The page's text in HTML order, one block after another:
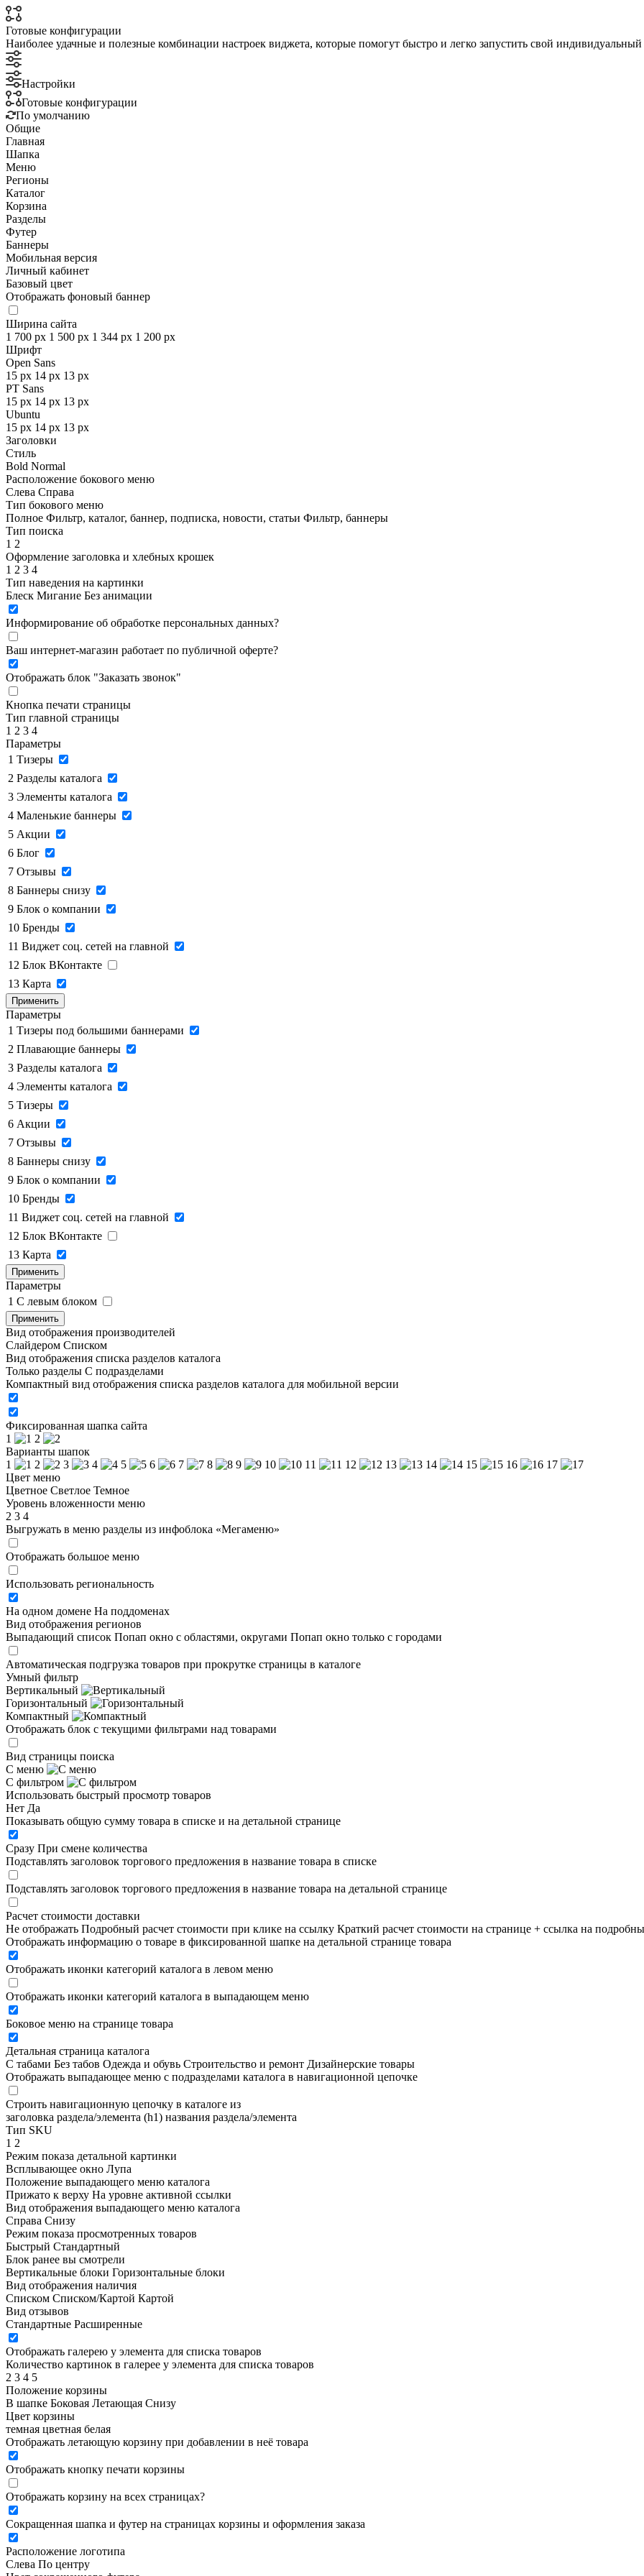
Готовые конфигурации
Наиболее удачные и полезные комбинации настроек виджета, которые помогут быстро и легко запустить свой индивидуальный
Настройки
Готовые конфигурации
По умолчанию
Общие
Главная
Шапка
Меню
Регионы
Каталог
Корзина
Разделы
Футер
Баннеры
Мобильная версия
Личный кабинет
Базовый цвет
Отображать фоновый баннер
Ширина сайта
1 700 px 1 500 px 1 344 px 1 200 px
Шрифт
Open Sans
15 px 14 px 13 px
PT Sans
15 px 14 px 13 px
Ubuntu
15 px 14 px 13 px
Заголовки
Стиль
Bold Normal
Расположение бокового меню
Слева Справа
Тип бокового меню
Полное Фильтр, каталог, баннер, подписка, новости, статьи Фильтр, баннеры
Тип поиска
1 2
Оформление заголовка и хлебных крошек
1 2 3 4
Тип наведения на картинки
Блеск Мигание Без анимации
Информирование об обработке персональных данных?
Ваш интернет-магазин работает по публичной оферте?
Отображать блок "Заказать звонок"
Кнопка печати страницы
Тип главной страницы
1 2 3 4
Параметры
1 Тизеры
2 Разделы каталога
3 Элементы каталога
4 Маленькие баннеры
5 Акции
6 Блог
7 Отзывы
8 Баннеры снизу
9 Блок о компании
10 Бренды
11 Виджет соц. сетей на главной
12 Блок ВКонтакте
13 Карта
Применить
Параметры
1 Тизеры под большими баннерами
2 Плавающие баннеры
3 Разделы каталога
4 Элементы каталога
5 Тизеры
6 Акции
7 Отзывы
8 Баннеры снизу
9 Блок о компании
10 Бренды
11 Виджет соц. сетей на главной
12 Блок ВКонтакте
13 Карта
Применить
Параметры
1 C левым блоком
Применить
Вид отображения производителей
Слайдером Списком
Вид отображения списка разделов каталога
Только разделы С подразделами
Компактный вид отображения списка разделов каталога для мобильной версии
Фиксированная шапка сайта
1
2
Варианты шапок
1
2 3 4 5 6 7 8 9 10 11 12 13 14 15 16
17
Цвет меню
Цветное Светлое Темное
Уровень вложенности меню
2 3 4
Выгружать в меню разделы из инфоблока «Мегаменю»
Отображать большое меню
Использовать региональность
На одном домене На поддоменах
Вид отображения регионов
Выпадающий список Попап окно c областями, округами Попап окно только с городами
Автоматическая подгрузка товаров при прокрутке страницы в каталоге
Умный фильтр
Вертикальный
Горизонтальный
Компактный
Отображать блок с текущими фильтрами над товарами
Вид страницы поиска
С меню
С фильтром
Использовать быстрый просмотр товаров
Нет Да
Показывать общую сумму товара в списке и на детальной странице
Сразу При смене количества
Подставлять заголовок торгового предложения в название товара в списке
Подставлять заголовок торгового предложения в название товара на детальной странице
Расчет стоимости доставки
Не отображать Подробный расчет стоимости при клике на ссылку Краткий расчет стоимости на странице + ссылка на
Отображать информацию о товаре в фиксированной шапке на детальной странице товара
Отображать иконки категорий каталога в левом меню
Отображать иконки категорий каталога в выпадающем меню
Боковое меню на странице товара
Детальная страница каталога
С табами Без табов Одежда и обувь Строительство и ремонт Дизайнерские товары
Отображать выпадающее меню с подразделами каталога в навигационной цепочке
Строить навигационную цепочку в каталоге из
заголовка раздела/элемента (h1) названия раздела/элемента
Тип SKU
1 2
Режим показа детальной картинки
Всплывающее окно Лупа
Положение выпадающего меню каталога
Прижато к верху На уровне активной ссылки
Вид отображения выпадающего меню каталога
Справа Снизу
Режим показа просмотренных товаров
Быстрый Стандартный
Блок ранее вы смотрели
Вертикальные блоки Горизонтальные блоки
Вид отображения наличия
Списком Списком/Картой Картой
Вид отзывов
Стандартные Расширенные
Отображать галерею у элемента для списка товаров
Количество картинок в галерее у элемента для списка товаров
2 3 4 5
Положение корзины
В шапке Боковая Летающая Снизу
Цвет корзины
темная цветная белая
Отображать летающую корзину при добавлении в неё товара
Отображать кнопку печати корзины
Отображать корзину на всех страницах?
Сокращенная шапка и футер на страницах корзины и оформления заказа
Расположение логотипа
Cлева По центру